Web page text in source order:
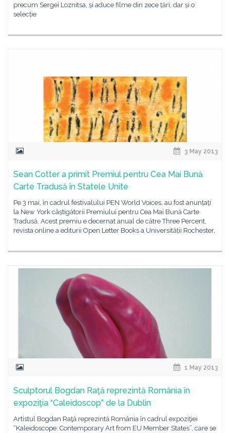
precum Sergei Loznitsa, și aduce filme din zece țări, dar și o
selecție
3 May 2013
Sean Cotter a primit Premiul pentru Cea Mai Bună
Carte Tradusă în Statele Unite
Pe 3 mai, în cadrul festivalului PEN World Voices, au fost anunțați
la New York câștigătorii Premiului pentru Cea Mai Bună Carte
Tradusă. Acest premiu e decernat anual de către Three Percent,
revista online a editurii Open Letter Books a Universității Rochester,
1 May 2013
Sculptorul Bogdan Raţă reprezintă România în
expoziţia “Caleidoscop” de la Dublin
Artistul Bogdan Raţă reprezintă România în cadrul expoziţiei
“Kaleidoscope: Contemporary Art from EU Member States”, care se